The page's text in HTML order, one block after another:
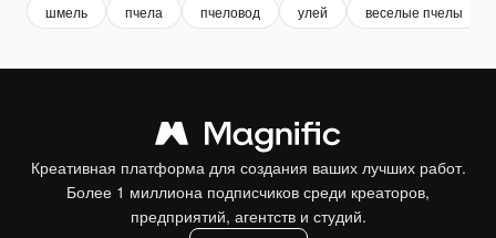
шмель пчела пчеловод улей веселые пчелы
Креативная платформа для создания ваших лучших работ.
Более 1 миллиона подписчиков среди креаторов,
предприятий, агентств и студий.